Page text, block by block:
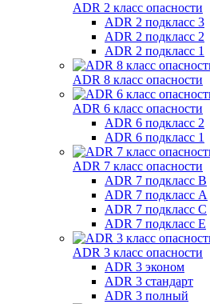
ADR 2 класс опасности
ADR 2 подкласс 3
ADR 2 подкласс 2
ADR 2 подкласс 1
ADR 8 класс опасности
ADR 6 класс опасности
ADR 6 подкласс 2
ADR 6 подкласс 1
ADR 7 класс опасности
ADR 7 подкласс B
ADR 7 подкласс A
ADR 7 подкласс C
ADR 7 подкласс E
ADR 3 класс опасности
ADR 3 эконом
ADR 3 стандарт
ADR 3 полный